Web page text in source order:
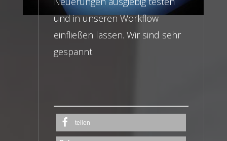
und in unseren Workflow
einfließen lassen. Wir sind sehr
gespannt.
teilen